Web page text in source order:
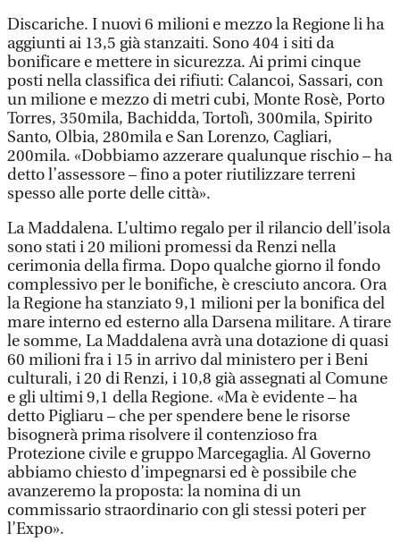
Discariche. I nuovi 6 milioni e mezzo la Regione li ha
aggiunti ai 13,5 già stanzaiti. Sono 404 i siti da
bonificare e mettere in sicurezza. Ai primi cinque
posti nella classifica dei rifiuti: Calancoi, Sassari, con
un milione e mezzo di metri cubi, Monte Rosè, Porto
Torres, 350mila, Bachidda, Tortolì, 300mila, Spirito
Santo, Olbia, 280mila e San Lorenzo, Cagliari,
200mila. «Dobbiamo azzerare qualunque rischio – ha
detto l’assessore – fino a poter riutilizzare terreni
spesso alle porte delle città».
La Maddalena. L’ultimo regalo per il rilancio dell’isola
sono stati i 20 milioni promessi da Renzi nella
cerimonia della firma. Dopo qualche giorno il fondo
complessivo per le bonifiche, è cresciuto ancora. Ora
la Regione ha stanziato 9,1 milioni per la bonifica del
mare interno ed esterno alla Darsena militare. A tirare
le somme, La Maddalena avrà una dotazione di quasi
60 milioni fra i 15 in arrivo dal ministero per i Beni
culturali, i 20 di Renzi, i 10,8 già assegnati al Comune
e gli ultimi 9,1 della Regione. «Ma è evidente – ha
detto Pigliaru – che per spendere bene le risorse
bisognerà prima risolvere il contenzioso fra
Protezione civile e gruppo Marcegaglia. Al Governo
abbiamo chiesto d’impegnarsi ed è possibile che
avanzeremo la proposta: la nomina di un
commissario straordinario con gli stessi poteri per
l’Expo».